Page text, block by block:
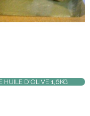
HUILE D'OLIVE 1,6KG